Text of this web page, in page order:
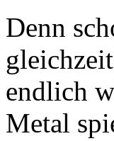
Denn
endlich
Metal